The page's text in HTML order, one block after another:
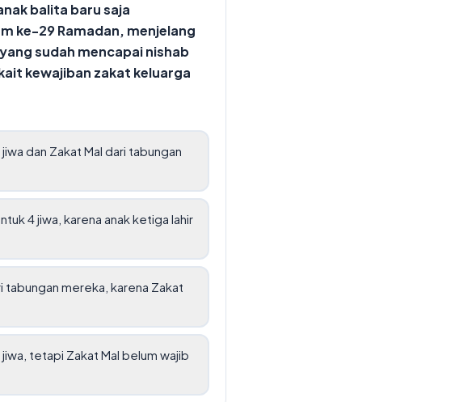
balita baru saja
ke-29 Ramadan, menjelang
sudah mencapai nishab
kewajiban zakat keluarga
dan Zakat Mal dari tabungan
4 jiwa, karena anak ketiga lahir
tabungan mereka, karena Zakat
tetapi Zakat Mal belum wajib